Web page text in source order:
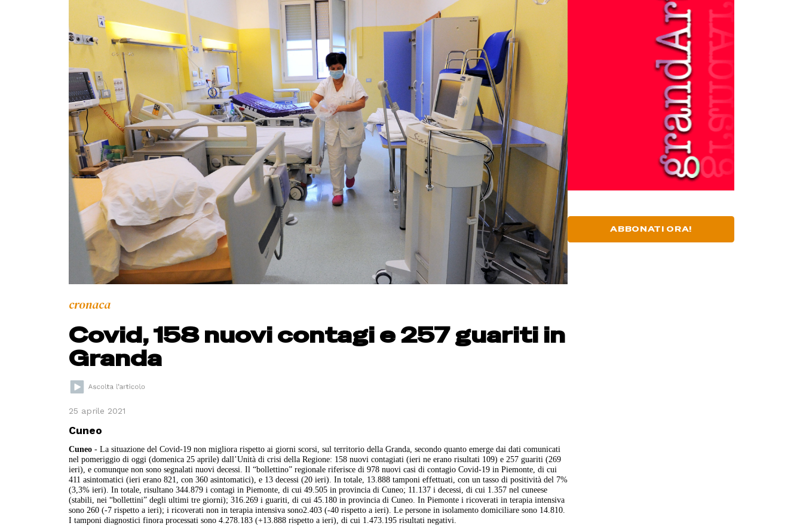
cronaca
Covid, 158 nuovi contagi e 257 guariti in
Granda
25 aprile 2021
Cuneo
Cuneo - La situazione del Covid-19 non migliora rispetto ai giorni scorsi, sul territorio della Granda, secondo quanto emerge dai dati comunicati
nel pomeriggio di oggi (domenica 25 aprile) dall’Unità di crisi della Regione: 158 nuovi contagiati (ieri ne erano risultati 109) e 257 guariti (269
ieri), e comunque non sono segnalati nuovi decessi. Il “bollettino” regionale riferisce di 978 nuovi casi di contagio Covid-19 in Piemonte, di cui
411 asintomatici (ieri erano 821, con 360 asintomatici), e 13 decessi (20 ieri). In totale, 13.888 tamponi effettuati, con un tasso di positività del 7%
(3,3% ieri). In totale, risultano 344.879 i contagi in Piemonte, di cui 49.505 in provincia di Cuneo; 11.137 i decessi, di cui 1.357 nel cuneese
(stabili, nei “bollettini” degli ultimi tre giorni); 316.269 i guariti, di cui 45.180 in provincia di Cuneo. In Piemonte i ricoverati in terapia intensiva
sono 260 (-7 rispetto a ieri); i ricoverati non in terapia intensiva sono2.403 (-40 rispetto a ieri). Le persone in isolamento domiciliare sono 14.810.
I tamponi diagnostici finora processati sono 4.278.183 (+13.888 rispetto a ieri), di cui 1.473.195 risultati negativi.
ABBONATI ORA!